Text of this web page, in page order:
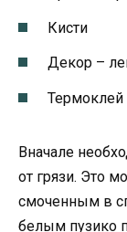
Кисти
Декор –
Термоклей
Вначале
от грязи. Это
смоченным в
белым пузико